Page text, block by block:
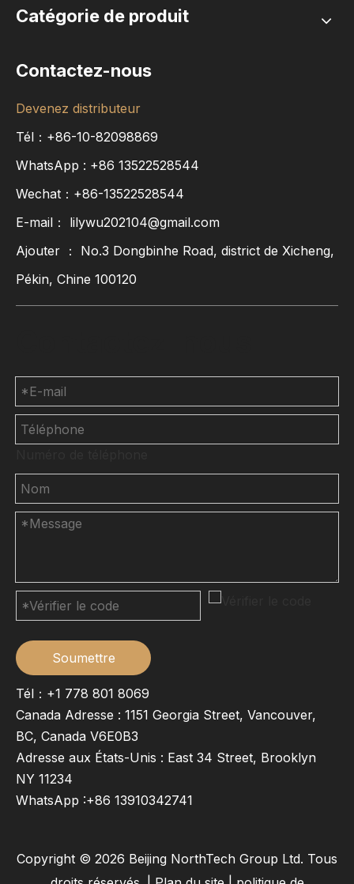
Catégorie de produit
Contactez-nous
Devenez distributeur
Tél：+86-10-82098869
WhatsApp : +86 13522528544
Wechat：+86-13522528544
E-mail： lilywu202104@gmail.com
Ajouter ： No.3 Dongbinhe Road, district de Xicheng,
Pékin, Chine 100120
Soumettre
Tél：+1 778 801 8069
Canada Adresse : 1151 Georgia Street, Vancouver,
BC, Canada V6E0B3
Adresse aux États-Unis : East 34 Street, Brooklyn
NY 11234
WhatsApp :+86 13910342741
Copyright © 2026 Beijing NorthTech Group Ltd. Tous